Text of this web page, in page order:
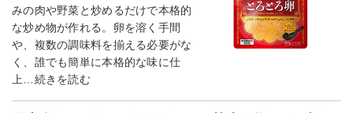
みの肉や野菜と炒めるだけで本格的
な炒め物が作れる。卵を溶く手間
や、複数の調味料を揃える必要がな
く、誰でも簡単に本格的な味に仕
上…続きを読む